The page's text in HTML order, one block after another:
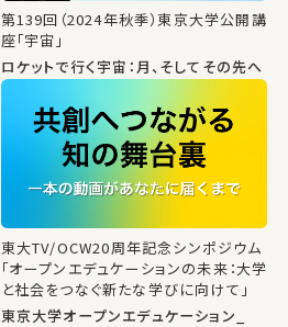
第139回（2024年秋季）東京大学公開講
座「宇宙」
ロケットで行く宇宙：月、そしてその先へ
東大TV/OCW20周年記念シンポジウム
「オープンエデュケーションの未来：大学
と社会をつなぐ新たな学びに向けて」
東京大学オープンエデュケーション_